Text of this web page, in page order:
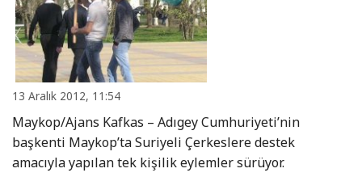
13 Aralık 2012, 11:54
Maykop/Ajans Kafkas – Adıgey Cumhuriyeti’nin
başkenti Maykop’ta Suriyeli Çerkeslere destek
amacıyla yapılan tek kişilik eylemler sürüyor.